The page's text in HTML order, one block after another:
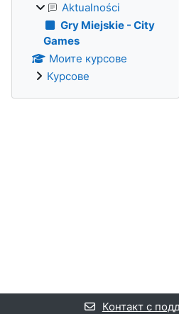
Aktualności
Gry Miejskie - City
Games
Моите курсове
Курсове
Контакт с